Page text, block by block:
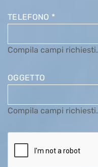
TELEFONO *
Compila campi richiesti.
OGGETTO
Compila campi richiesti.